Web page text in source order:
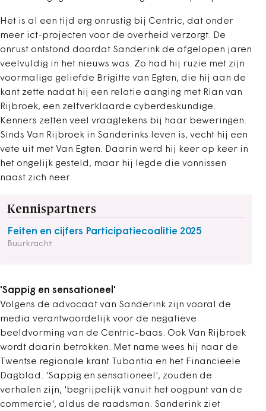
Het is al een tijd erg onrustig bij Centric, dat onder
meer ict-projecten voor de overheid verzorgt. De
onrust ontstond doordat Sanderink de afgelopen jaren
veelvuldig in het nieuws was. Zo had hij ruzie met zijn
voormalige geliefde Brigitte van Egten, die hij aan de
kant zette nadat hij een relatie aanging met Rian van
Rijbroek, een zelfverklaarde cyberdeskundige.
Kenners zetten veel vraagtekens bij haar beweringen.
Sinds Van Rijbroek in Sanderinks leven is, vecht hij een
vete uit met Van Egten. Daarin werd hij keer op keer in
het ongelijk gesteld, maar hij legde die vonnissen
naast zich neer.
Kennispartners
Feiten en cijfers Participatiecoalitie 2025
Buurkracht
'Sappig en sensationeel'
Volgens de advocaat van Sanderink zijn vooral de
media verantwoordelijk voor de negatieve
beeldvorming van de Centric-baas. Ook Van Rijbroek
wordt daarin betrokken. Met name wees hij naar de
Twentse regionale krant Tubantia en het Financieele
Dagblad. 'Sappig en sensationeel', zouden de
verhalen zijn, 'begrijpelijk vanuit het oogpunt van de
commercie', aldus de raadsman. Sanderink ziet